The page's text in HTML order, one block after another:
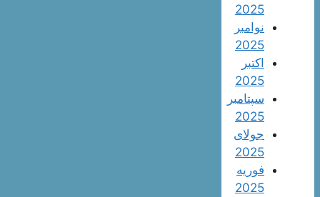
2025
نوامبر
2025
اکتبر
2025
سپتامبر
2025
جولای
2025
فوریه
2025